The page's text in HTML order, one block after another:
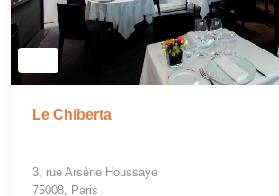
Le Chiberta
3, rue Arsène Houssaye
75008, Paris